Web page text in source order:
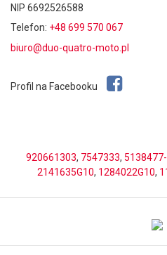
NIP 6692526588
Telefon: +48 699 570 067
biuro@duo-quatro-moto.pl
Profil na Facebooku
920661303, 7547333,
2141635G10, 1284022G10,